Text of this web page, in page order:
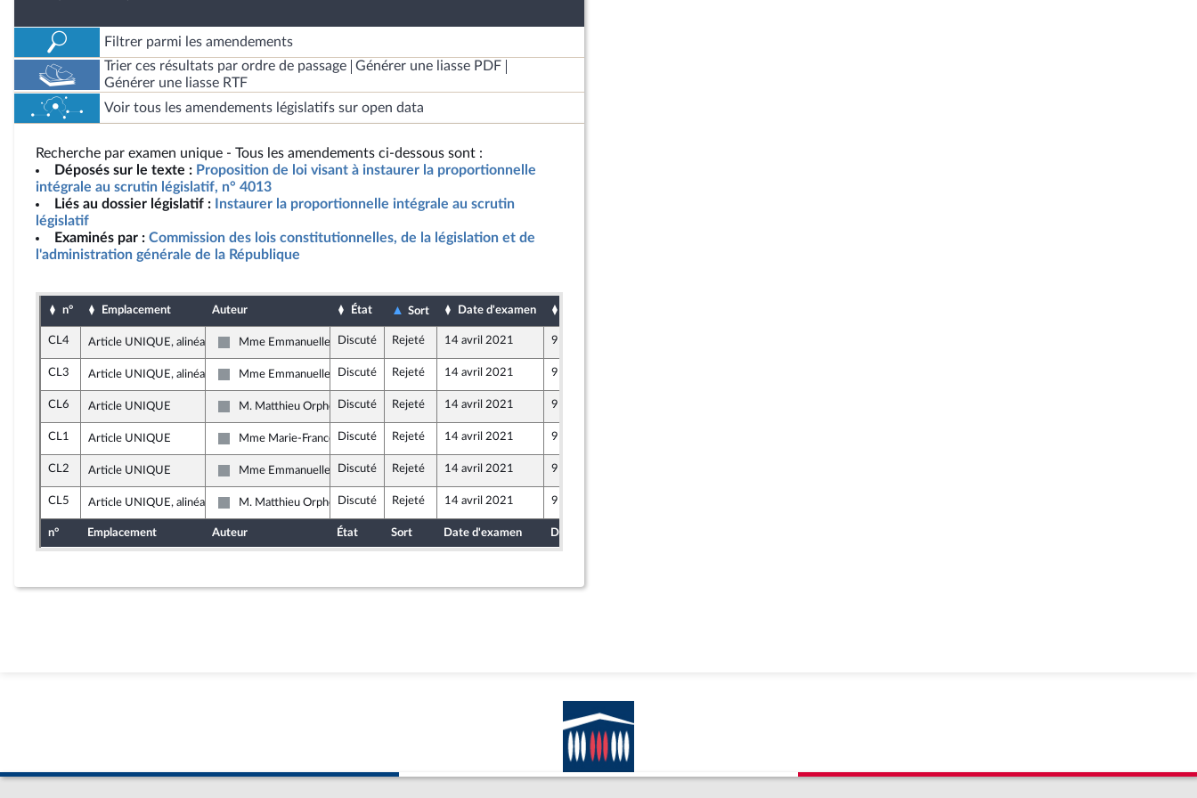
Filtrer parmi les amendements
Trier ces résultats par ordre de passage
Générer une liasse PDF
Générer une liasse RTF
Voir tous les amendements législatifs sur open data
Recherche par examen unique - Tous les amendements ci-dessous sont :
Déposés sur le texte : Proposition de loi visant à instaurer la proportionnelle
intégrale au scrutin législatif, n° 4013
Liés au dossier législatif :
Instaurer la proportionnelle intégrale au scrutin
législatif
Examinés par : Commission des lois constitutionnelles, de la législation et de
l'administration générale de la République
n° Emplacement Auteur État Sort Date d'examen
CL4 Article UNIQUE, alinéa 13
Non inscrit
Mme Emmanuelle Ménard
Discuté Rejeté 14 avril 2021 9 avril 2021
CL3 Article UNIQUE, alinéa 2
Non inscrit
Mme Emmanuelle Ménard
Discuté Rejeté 14 avril 2021 9 avril 2021
CL6 Article UNIQUE
Non inscrit
M. Matthieu OrphelinDiscuté Rejeté 14 avril 2021 9 avril 2021
CL1 Article UNIQUE
Non inscrit
Mme Marie-France Lorho
Discuté Rejeté 14 avril 2021 9 avril 2021
CL2 Article UNIQUE
Non inscrit
Mme Emmanuelle Ménard
Discuté Rejeté 14 avril 2021 9 avril 2021
CL5 Article UNIQUE, alinéa 3
Non inscrit
M. Matthieu OrphelinDiscuté Rejeté 14 avril 2021 9 avril 2021
n° Emplacement Auteur État Sort Date d'examen Date de dépôt